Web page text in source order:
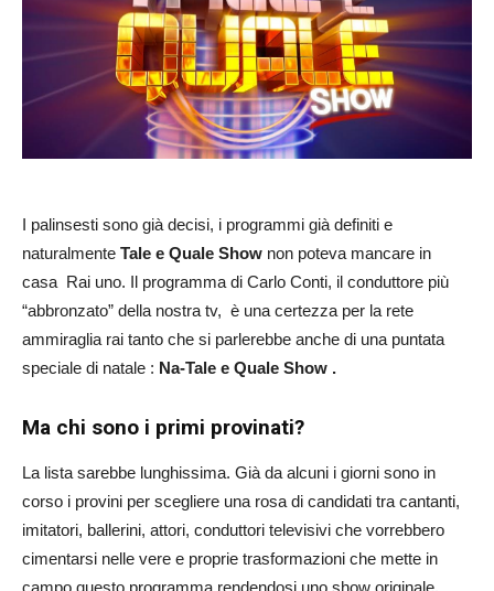
I palinsesti sono già decisi, i programmi già definiti e
naturalmente Tale e Quale Show non poteva mancare in
casa Rai uno. Il programma di Carlo Conti, il conduttore più
“abbronzato” della nostra tv, è una certezza per la rete
ammiraglia rai tanto che si parlerebbe anche di una puntata
speciale di natale : Na-Tale e Quale Show .
Ma chi sono i primi provinati?
La lista sarebbe lunghissima. Già da alcuni i giorni sono in
corso i provini per scegliere una rosa di candidati tra cantanti,
imitatori, ballerini, attori, conduttori televisivi che vorrebbero
cimentarsi nelle vere e proprie trasformazioni che mette in
campo questo programma rendendosi uno show originale,